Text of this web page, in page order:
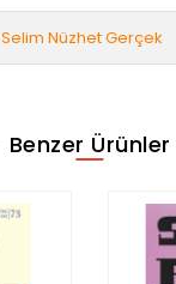
Selim Nüzhet Gerçek
Benzer Ürünler